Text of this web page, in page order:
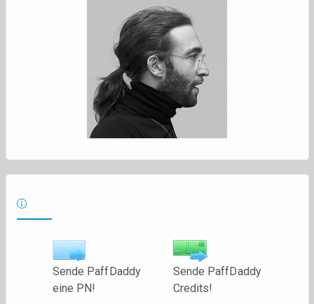
Sende PaffDaddy
eine PN!
Sende PaffDaddy
Credits!